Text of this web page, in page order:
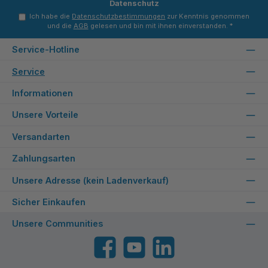
Datenschutz
Ich habe die Datenschutzbestimmungen zur Kenntnis genommen
und die AGB gelesen und bin mit ihnen einverstanden. *
Service-Hotline
Service
Informationen
Unsere Vorteile
Versandarten
Zahlungsarten
Unsere Adresse (kein Ladenverkauf)
Sicher Einkaufen
Unsere Communities
FacebookYouTube